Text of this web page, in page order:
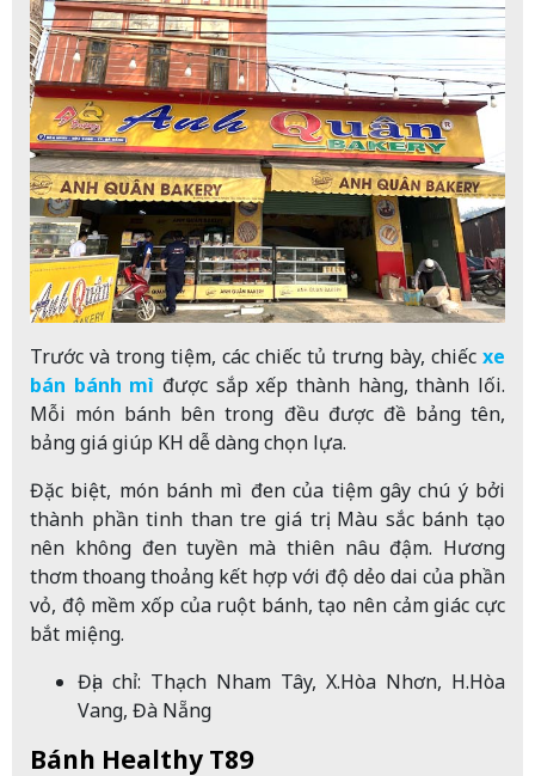
Trước và trong tiệm, các chiếc tủ trưng bày, chiếc xe
bán bánh mì được sắp xếp thành hàng, thành lối.
Mỗi món bánh bên trong đều được đề bảng tên,
bảng giá giúp KH dễ dàng chọn lựa.
Đặc biệt, món bánh mì đen của tiệm gây chú ý bởi
thành phần tinh than tre giá trị. Màu sắc bánh tạo
nên không đen tuyền mà thiên nâu đậm. Hương
thơm thoang thoảng kết hợp với độ dẻo dai của phần
vỏ, độ mềm xốp của ruột bánh, tạo nên cảm giác cực
bắt miệng.
Địa chỉ: Thạch Nham Tây, X.Hòa Nhơn, H.Hòa
Vang, Đà Nẵng
Bánh Healthy T89